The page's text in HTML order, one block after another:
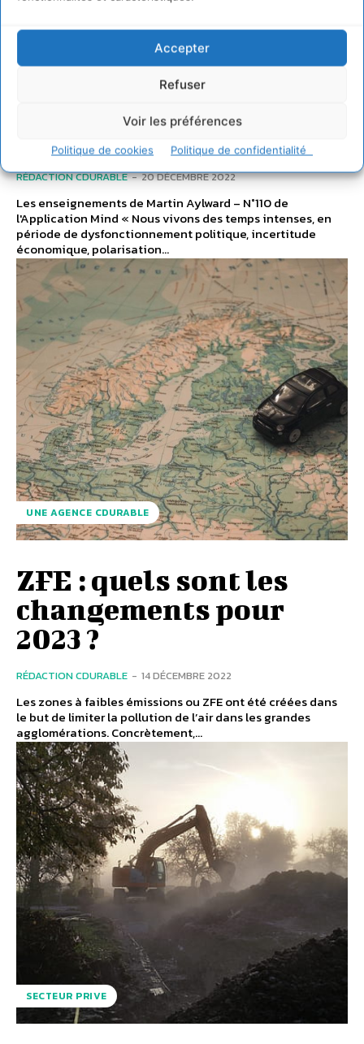
Accepter
Refuser
Voir les préférences
Politique de cookies Politique de confidentialité
Ego-système ou Eco-
système, extrait des
enseignements de
Martin Aylward sur
l’application Mind
RÉDACTION CDURABLE - 20 DÉCEMBRE 2022
Les enseignements de Martin Aylward – N°110 de
l'Application Mind « Nous vivons des temps intenses, en
période de dysfonctionnement politique, incertitude
économique, polarisation...
UNE AGENCE CDURABLE
ZFE : quels sont les
changements pour
2023 ?
RÉDACTION CDURABLE - 14 DÉCEMBRE 2022
Les zones à faibles émissions ou ZFE ont été créées dans
le but de limiter la pollution de l’air dans les grandes
agglomérations. Concrètement,...
SECTEUR PRIVE